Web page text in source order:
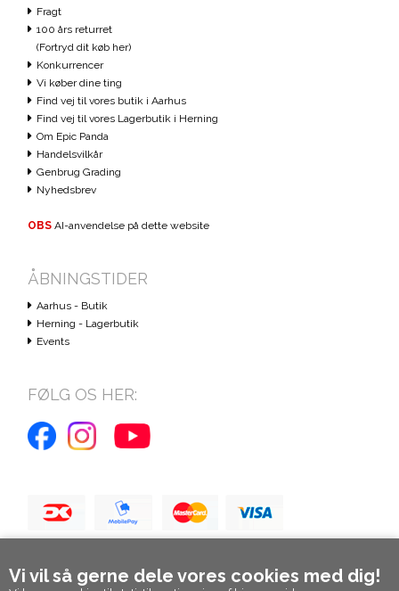
Vi vil så gerne dele vores cookies med dig!
Fragt
100 års returret
(Fortryd dit køb her)
Konkurrencer
Vi køber dine ting
Find vej til vores butik i Aarhus
Find vej til vores Lagerbutik i Herning
Om Epic Panda
Handelsvilkår
Genbrug Grading
Nyhedsbrev
OBS AI-anvendelse på dette website
ÅBNINGSTIDER
Aarhus - Butik
Herning - Lagerbutik
Events
FØLG OS HER: